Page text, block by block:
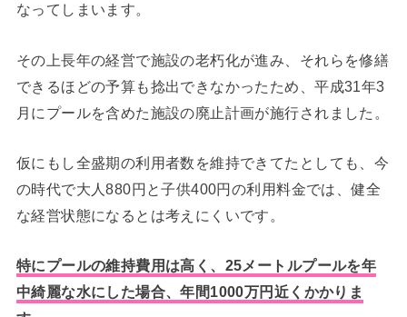
なってしまいます。
その上長年の経営で施設の老朽化が進み、それらを修繕
できるほどの予算も捻出できなかったため、平成31年3
月にプールを含めた施設の廃止計画が施行されました。
仮にもし全盛期の利用者数を維持できてたとしても、今
の時代で大人880円と子供400円の利用料金では、健全
な経営状態になるとは考えにくいです。
特にプールの維持費用は高く、25メートルプールを年
中綺麗な水にした場合、年間1000万円近くかかりま